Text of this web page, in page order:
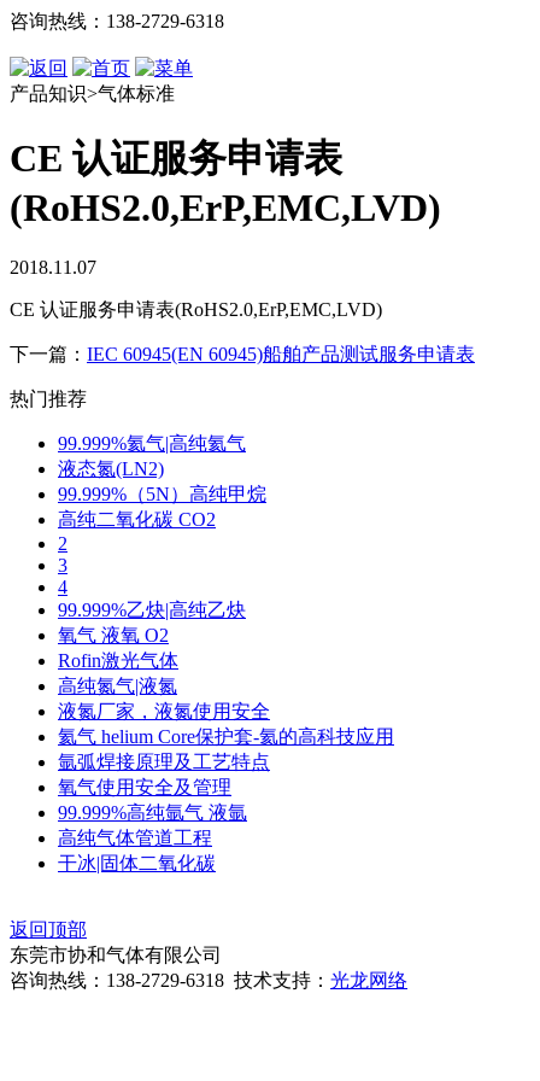
咨询热线：138-2729-6318
产品知识>气体标准
CE 认证服务申请表
(RoHS2.0,ErP,EMC,LVD)
2018.11.07
CE 认证服务申请表(RoHS2.0,ErP,EMC,LVD)
下一篇： IEC 60945(EN 60945)船舶产品测试服务申请表
热门推荐
99.999%氦气|高纯氦气
液态氮(LN2)
99.999%（5N）高纯甲烷
高纯二氧化碳 CO2
2
3
4
99.999%乙炔|高纯乙炔
氧气 液氧 O2
Rofin激光气体
高纯氮气|液氮
液氮厂家，液氮使用安全
氦气 helium Core保护套-氦的高科技应用
氩弧焊接原理及工艺特点
氧气使用安全及管理
99.999%高纯氩气 液氩
高纯气体管道工程
干冰|固体二氧化碳
返回顶部
东莞市协和气体有限公司
咨询热线：138-2729-6318 技术支持： 光龙网络